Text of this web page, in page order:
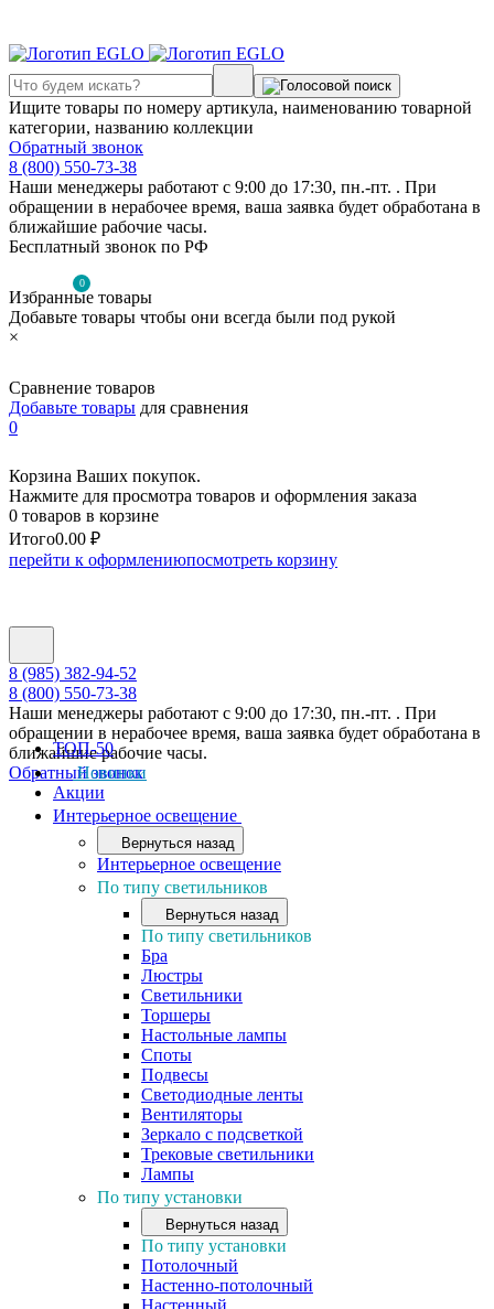
Ищите товары по номеру артикула, наименованию товарной
категории, названию коллекции
Обратный звонок
8 (800) 550-73-38
Наши менеджеры работают с 9:00 до 17:30, пн.-пт. . При
обращении в нерабочее время, ваша заявка будет обработана в
ближайшие рабочие часы.
Бесплатный звонок по РФ
0
Избранные товары
Добавьте товары чтобы они всегда были под рукой
×
Сравнение товаров
Добавьте товары для сравнения
0
Корзина Ваших покупок.
Нажмите для просмотра товаров и оформления заказа
0 товаров в корзине
Итого0.00 ₽
перейти к оформлениюпосмотреть корзину
8 (985) 382-94-52
8 (800) 550-73-38
Наши менеджеры работают с 9:00 до 17:30, пн.-пт. . При
обращении в нерабочее время, ваша заявка будет обработана в
ближайшие рабочие часы.
Обратный звонок
ТОП-50
Новинки
Акции
Интерьерное освещение
Вернуться назад
Интерьерное освещение
По типу светильников
Вернуться назад
По типу светильников
Бра
Люстры
Светильники
Торшеры
Настольные лампы
Споты
Подвесы
Светодиодные ленты
Вентиляторы
Зеркало с подсветкой
Трековые светильники
Лампы
По типу установки
Вернуться назад
По типу установки
Потолочный
Настенно-потолочный
Настенный